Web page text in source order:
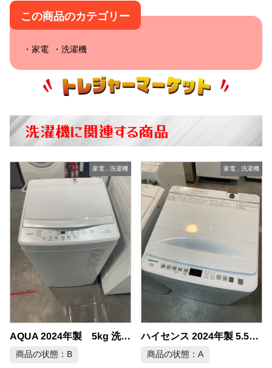
この商品のカテゴリー
家電 洗濯機
洗濯機に関連する商品
家電, 洗濯機
AQUA 2024年製 5kg 洗濯機 中古品販売
商品の状態：B
家電 洗濯機
ハイセンス 2024年製 5.5kg 洗濯機 中古品販売
商品の状態：A